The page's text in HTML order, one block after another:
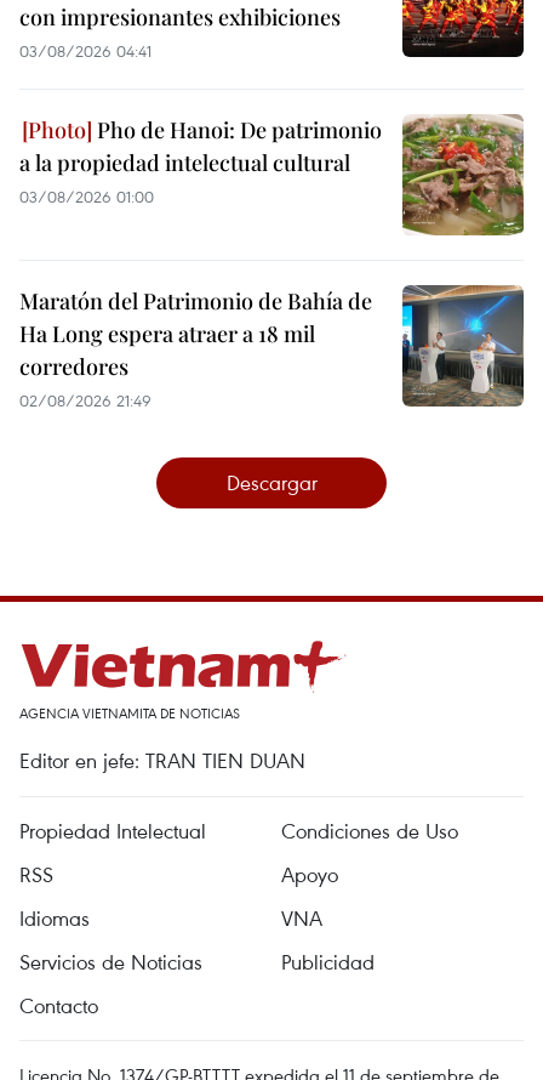
con impresionantes exhibiciones
03/08/2026 04:41
Pho de Hanoi: De patrimonio
a la propiedad intelectual cultural
03/08/2026 01:00
Maratón del Patrimonio de Bahía de
Ha Long espera atraer a 18 mil
corredores
02/08/2026 21:49
Descargar
AGENCIA VIETNAMITA DE NOTICIAS
Editor en jefe: TRAN TIEN DUAN
Propiedad Intelectual
Condiciones de Uso
RSS
Apoyo
Idiomas
VNA
Servicios de Noticias
Publicidad
Contacto
Licencia No. 1374/GP-BTTTT expedida el 11 de septiembre de